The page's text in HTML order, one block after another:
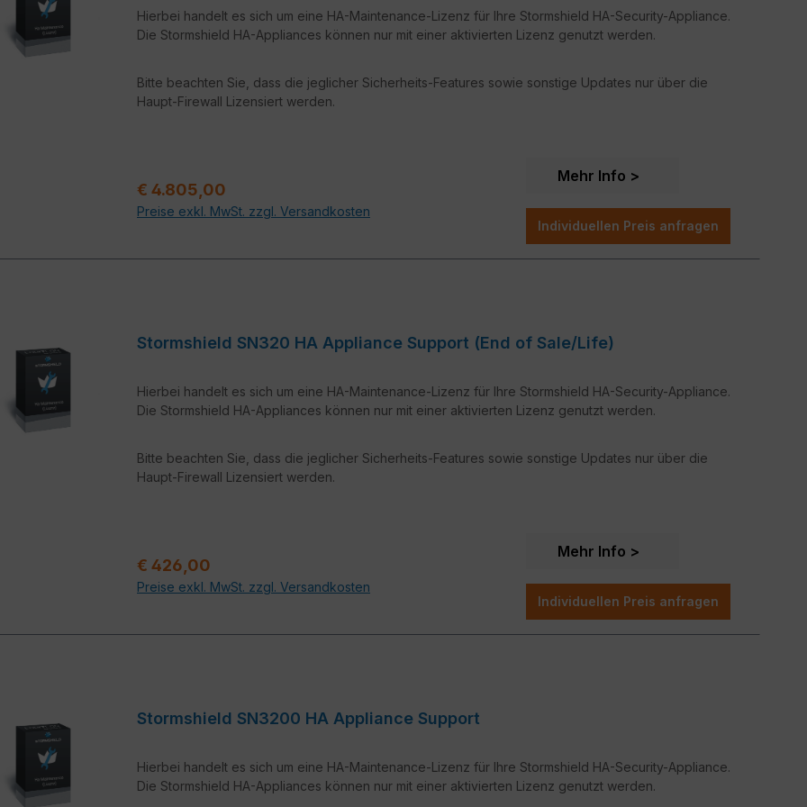
Hierbei handelt es sich um eine HA-Maintenance-Lizenz für Ihre Stormshield HA-Security-Appliance.
Die Stormshield HA-Appliances können nur mit einer aktivierten Lizenz genutzt werden.
Bitte beachten Sie, dass die jeglicher Sicherheits-Features sowie sonstige Updates nur über die
Haupt-Firewall Lizensiert werden.
Regulärer Preis:
€ 4.805,00
Preise exkl. MwSt. zzgl. Versandkosten
Mehr Info
Individuellen Preis anfragen
Stormshield SN320 HA Appliance Support (End of Sale/Life)
Hierbei handelt es sich um eine HA-Maintenance-Lizenz für Ihre Stormshield HA-Security-Appliance.
Die Stormshield HA-Appliances können nur mit einer aktivierten Lizenz genutzt werden.
Bitte beachten Sie, dass die jeglicher Sicherheits-Features sowie sonstige Updates nur über die
Haupt-Firewall Lizensiert werden.
Regulärer Preis:
€ 426,00
Preise exkl. MwSt. zzgl. Versandkosten
Mehr Info
Individuellen Preis anfragen
Stormshield SN3200 HA Appliance Support
Hierbei handelt es sich um eine HA-Maintenance-Lizenz für Ihre Stormshield HA-Security-Appliance.
Die Stormshield HA-Appliances können nur mit einer aktivierten Lizenz genutzt werden.